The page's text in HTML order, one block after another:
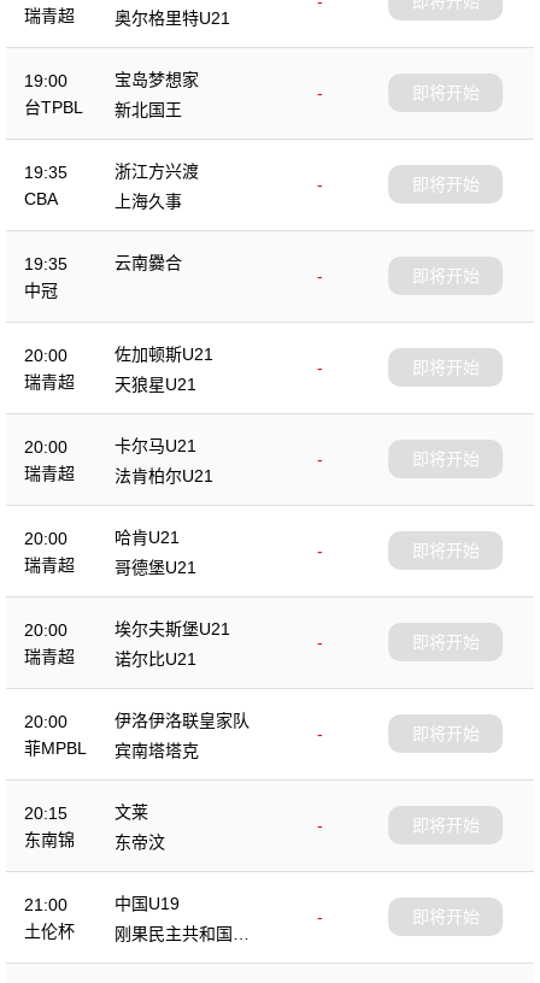
瑞青超
奥尔格里特U21
19:00
台TPBL
宝岛梦想家
-
新北国王
即将开始
19:35
CBA
浙江方兴渡
-
上海久事
即将开始
19:35
中冠
云南爨合
- 即将开始
20:00
瑞青超
佐加顿斯U21
-
天狼星U21
即将开始
20:00
瑞青超
卡尔马U21
-
法肯柏尔U21
即将开始
20:00
瑞青超
哈肯U21
-
哥德堡U21
即将开始
20:00
瑞青超
埃尔夫斯堡U21
-
诺尔比U21
即将开始
20:00
菲MPBL
伊洛伊洛联皇家队
-
宾南塔塔克
即将开始
20:15
东南锦
文莱
-
东帝汶
即将开始
21:00
土伦杯
中国U19
-
刚果民主共和国U2
3
即将开始